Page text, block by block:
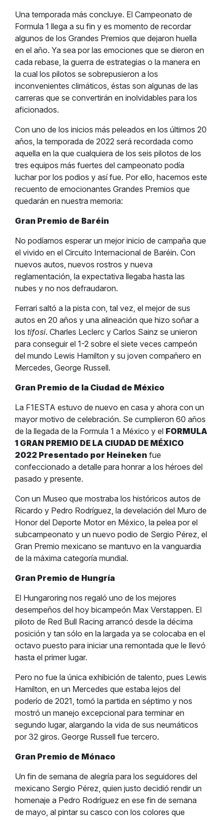
Una temporada más concluye. El Campeonato de
Formula 1 llega a su fin y es momento de recordar
algunos de los Grandes Premios que dejaron huella
en el año. Ya sea por las emociones que se dieron en
cada rebase, la guerra de estrategias o la manera en
la cual los pilotos se sobrepusieron a los
inconvenientes climáticos, éstas son algunas de las
carreras que se convertirán en inolvidables para los
aficionados.
Con uno de los inicios más peleados en los últimos 20
años, la temporada de 2022 será recordada como
aquella en la que cualquiera de los seis pilotos de los
tres equipos más fuertes del campeonato podía
luchar por los podios y así fue. Por ello, hacemos este
recuento de emocionantes Grandes Premios que
quedarán en nuestra memoria:
Gran Premio de Baréin
No podíamos esperar un mejor inicio de campaña que
el vivido en el Circuito Internacional de Baréin. Con
nuevos autos, nuevos rostros y nueva
reglamentación, la expectativa llegaba hasta las
nubes y no nos defraudaron.
Ferrari saltó a la pista con, tal vez, el mejor de sus
autos en 20 años y una alineación que hizo soñar a
los tifosi. Charles Leclerc y Carlos Sainz se unieron
para conseguir el 1-2 sobre el siete veces campeón
del mundo Lewis Hamilton y su joven compañero en
Mercedes, George Russell.
Gran Premio de la Ciudad de México
La F1ESTA estuvo de nuevo en casa y ahora con un
mayor motivo de celebración. Se cumplieron 60 años
de la llegada de la Formula 1 a México y el FORMULA
1 GRAN PREMIO DE LA CIUDAD DE MÉXICO
2022 Presentado por Heineken fue
confeccionado a detalle para honrar a los héroes del
pasado y presente.
Con un Museo que mostraba los históricos autos de
Ricardo y Pedro Rodríguez, la develación del Muro de
Honor del Deporte Motor en México, la pelea por el
subcampeonato y un nuevo podio de Sergio Pérez, el
Gran Premio mexicano se mantuvo en la vanguardia
de la máxima categoría mundial.
Gran Premio de Hungría
El Hungaroring nos regaló uno de los mejores
desempeños del hoy bicampeón Max Verstappen. El
piloto de Red Bull Racing arrancó desde la décima
posición y tan sólo en la largada ya se colocaba en el
octavo puesto para iniciar una remontada que le llevó
hasta el primer lugar.
Pero no fue la única exhibición de talento, pues Lewis
Hamilton, en un Mercedes que estaba lejos del
poderío de 2021, tomó la partida en séptimo y nos
mostró un manejo excepcional para terminar en
segundo lugar, alargando la vida de sus neumáticos
por 32 giros. George Russell fue tercero.
Gran Premio de Mónaco
Un fin de semana de alegría para los seguidores del
mexicano Sergio Pérez, quien justo decidió rendir un
homenaje a Pedro Rodríguez en ese fin de semana
de mayo, al pintar su casco con los colores que